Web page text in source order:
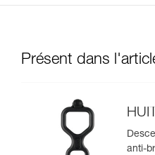
Présent dans
anti-